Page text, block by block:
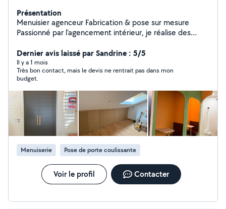
Présentation
Menuisier agenceur Fabrication & pose sur mesure
Passionné par l'agencement intérieur, je réalise des
bibliothèques, bureaux, banquettes, rangements et
mobilier personnalisé. Expérience en agencement
résidentiel et professionnel (bureaux, commerces,
espaces d'accueil). Chaque projet est réalisé avec soin,
précision et souci du détail. Secteur : Lyon et
agglomération.
Dernier avis laissé par Sandrine : 5/5
Il y a 1 mois
Très bon contact, mais le devis ne rentrait pas dans mon
budget.
Menuiserie Pose de porte coulissante
Voir le profil Contacter